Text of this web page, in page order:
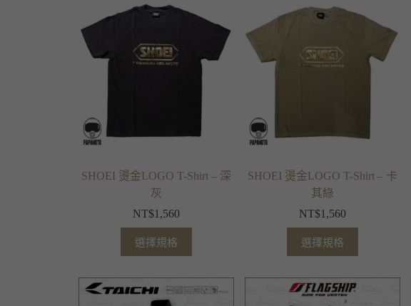
SHOEI 燙金LOGO T-Shirt – 深
灰
NT$1,560
選擇規格
SHOEI 燙金LOGO T-Shirt – 卡
其綠
NT$1,560
選擇規格